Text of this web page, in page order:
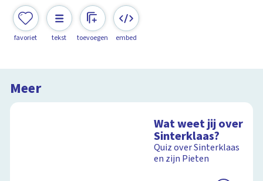
favoriet tekst toevoegen embed
Meer
Wat weet jij over
Sinterklaas?
Quiz over Sinterklaas
en zijn Pieten